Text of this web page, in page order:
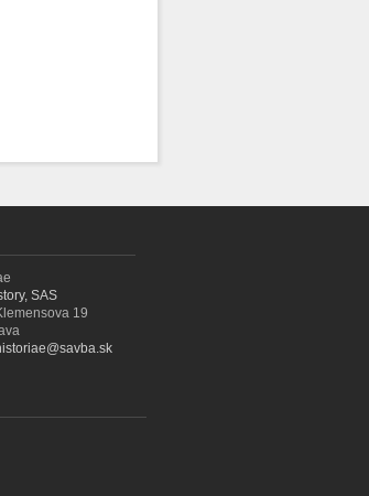
SAS
19